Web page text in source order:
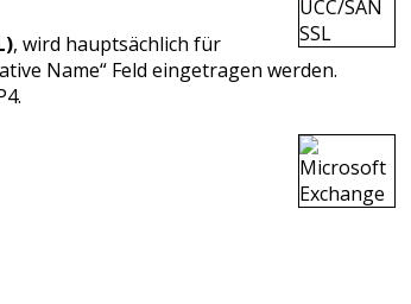
, wird hauptsächlich für
Name“ Feld eingetragen werden.